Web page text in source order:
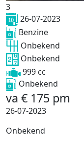
3
26-07-2023
Benzine
Onbekend
Onbekend
999 cc
Onbekend
va € 175 pm
26-07-2023
Onbekend